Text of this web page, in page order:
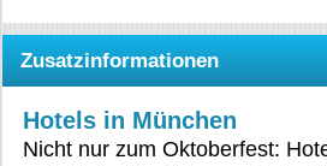
Zusatzinformationen
Hotels in München
Nicht nur zum Oktoberfest: